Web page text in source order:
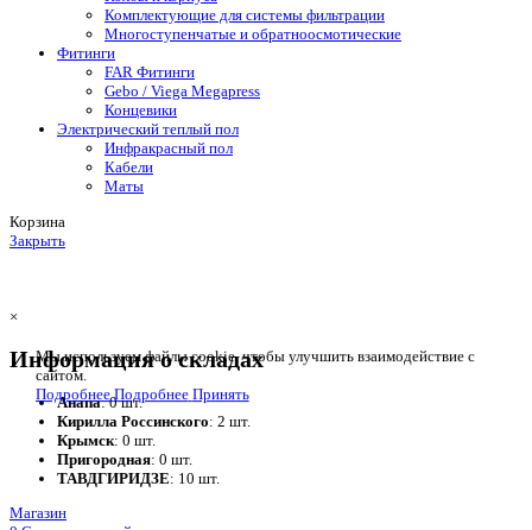
Комплектующие для системы фильтрации
Многоступенчатые и обратноосмотические
Фитинги
FAR Фитинги
Gebo / Viega Megapress
Концевики
Электрический теплый пол
Инфракрасный пол
Кабели
Маты
Корзина
Закрыть
Мы используем файлы cookie, чтобы улучшить взаимодействие с
сайтом.
ПодробнееПодробнее Принять
×
Информация о складах
Анапа: 0 шт.
Кирилла Россинского: 2 шт.
Крымск: 0 шт.
Пригородная: 0 шт.
ТАВДГИРИДЗЕ: 10 шт.
Магазин